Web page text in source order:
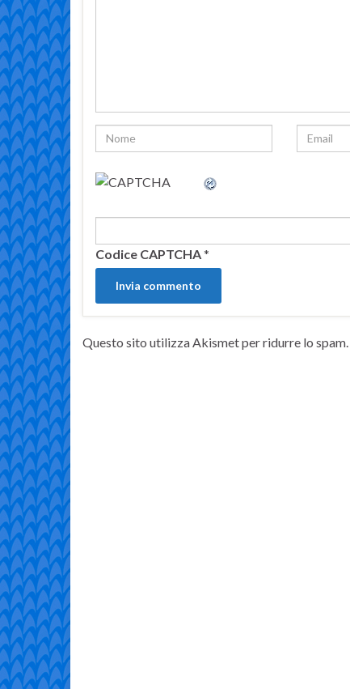
Codice CAPTCHA*
Questo sito utilizza Akismet per ridurre lo spam.